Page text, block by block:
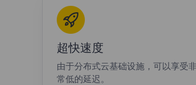
超快速度
由于分布式云基础设施，可以享受非
常低的延迟。